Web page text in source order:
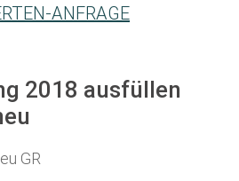
ANFRAGE
2018 ausfüllen